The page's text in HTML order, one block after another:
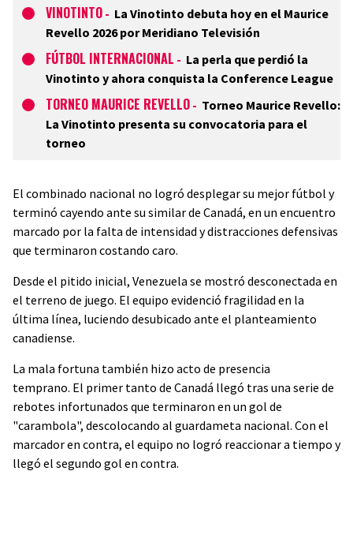
VINOTINTO - La Vinotinto debuta hoy en el Maurice
Revello 2026 por Meridiano Televisión
FÚTBOL INTERNACIONAL - La perla que perdió la
Vinotinto y ahora conquista la Conference League
TORNEO MAURICE REVELLO - Torneo Maurice Revello:
La Vinotinto presenta su convocatoria para el
torneo
El combinado nacional no logró desplegar su mejor fútbol y
terminó cayendo ante su similar de Canadá, en un encuentro
marcado por la falta de intensidad y distracciones defensivas
que terminaron costando caro.
Desde el pitido inicial, Venezuela se mostró desconectada en
el terreno de juego. El equipo evidenció fragilidad en la
última línea, luciendo desubicado ante el planteamiento
canadiense.
La mala fortuna también hizo acto de presencia
temprano. El primer tanto de Canadá llegó tras una serie de
rebotes infortunados que terminaron en un gol de
"carambola", descolocando al guardameta nacional. Con el
marcador en contra, el equipo no logró reaccionar a tiempo y
llegó el segundo gol en contra.